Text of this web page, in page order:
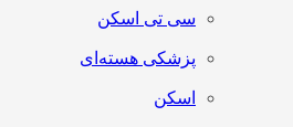
سی تی اسکن
پزشکی هسته‌ای
اسکن